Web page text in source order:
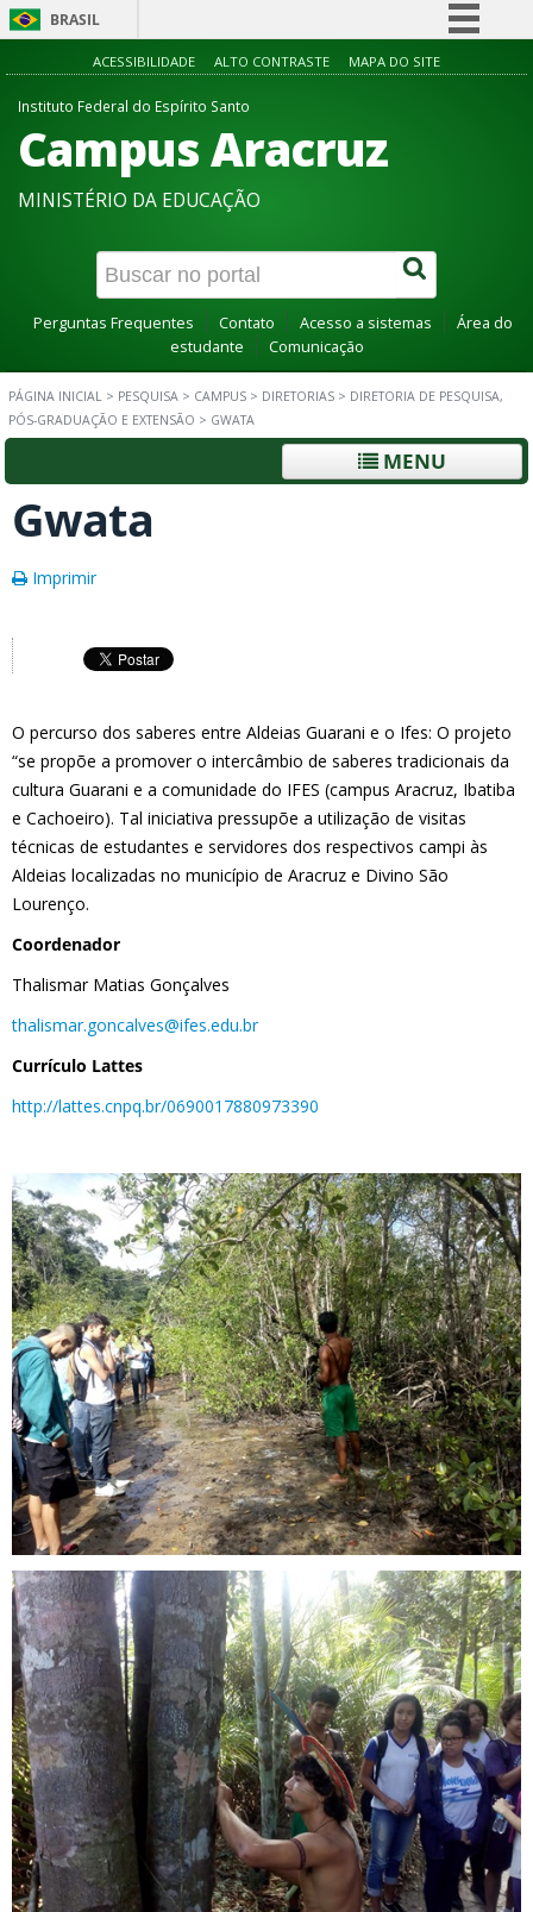
BRASIL
Simplifique!
Acesso à informação
Canais
ACESSIBILIDADE ALTO CONTRASTE MAPA DO SITE
Instituto Federal do Espírito Santo
Campus Aracruz
MINISTÉRIO DA EDUCAÇÃO
Perguntas Frequentes Contato Acesso a sistemas
Área do
estudante
Comunicação
PÁGINA INICIAL > PESQUISA > CAMPUS > DIRETORIAS > DIRETORIA DE PESQUISA,
PÓS-GRADUAÇÃO E EXTENSÃO > GWATA
MENU
Gwata
Imprimir
O percurso dos saberes entre Aldeias Guarani e o Ifes: O projeto
“se propõe a promover o intercâmbio de saberes tradicionais da
cultura Guarani e a comunidade do IFES (campus Aracruz, Ibatiba
e Cachoeiro). Tal iniciativa pressupõe a utilização de visitas
técnicas de estudantes e servidores dos respectivos campi às
Aldeias localizadas no município de Aracruz e Divino São
Lourenço.
Coordenador
Thalismar Matias Gonçalves
thalismar.goncalves@ifes.edu.br
Currículo Lattes
http://lattes.cnpq.br/0690017880973390